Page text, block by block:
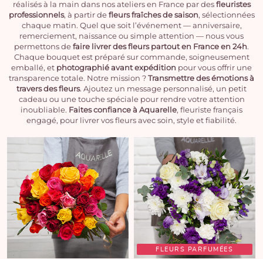
réalisés à la main dans nos ateliers en France par desfleuristes
professionnels, à partir defleurs fraîches de saison, sélectionnées
chaque matin. Quel que soit l’événement — anniversaire,
remerciement, naissance ou simple attention — nous vous
permettons defaire livrer des fleurs partout en France en 24h.
Chaque bouquet est préparé sur commande, soigneusement
emballé, et photographié avant expédition pour vous offrir une
transparence totale. Notre mission ?Transmettre des émotions à
travers des fleurs. Ajoutez un message personnalisé, un petit
cadeau ou une touche spéciale pour rendre votre attention
inoubliable. Faites confiance à Aquarelle, fleuriste français
engagé, pour livrer vos fleurs avec soin, style et fiabilité.
FLEURS PARFUMÉES